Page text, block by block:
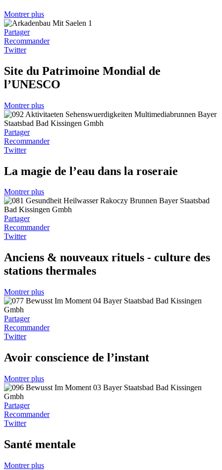
Montrer plus
Partager
Recommander
Twitter
Site du Patrimoine Mondial de
l’UNESCO
Montrer plus
Partager
Recommander
Twitter
La magie de l’eau dans la roseraie
Montrer plus
Partager
Recommander
Twitter
Anciens & nouveaux rituels - culture des
stations thermales
Montrer plus
Partager
Recommander
Twitter
Avoir conscience de l’instant
Montrer plus
Partager
Recommander
Twitter
Santé mentale
Montrer plus